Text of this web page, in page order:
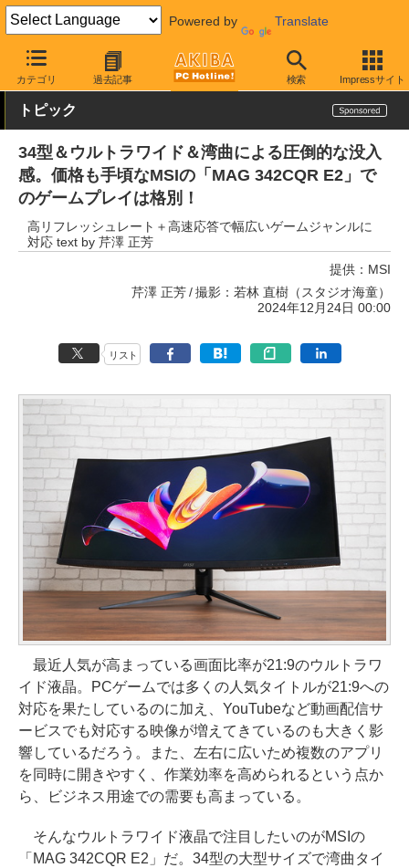
Powered by Translate
カテゴリ 過去記事 検索 Impressサイト
AKIBA PC Hotline! PC周辺機器 液晶ディスプレイ・モニター
トピック
34型＆ウルトラワイド＆湾曲による圧倒的な没入
感。価格も手頃なMSIの「MAG 342CQR E2」で
のゲームプレイは格別！
高リフレッシュレート＋高速応答で幅広いゲームジャンルに
対応 text by 芹澤 正芳
提供： MSI
芹澤 正芳
撮影：若林 直樹（スタジオ海童）
2024年12月24日 00:00
リスト
最近人気が高まっている画面比率が21:9のウルトラワ
イド液晶。PCゲームでは多くの人気タイトルが21:9への
対応を果たしているのに加え、YouTubeなど動画配信サ
ービスでも対応する映像が増えてきているのも大きく影
響しているだろう。また、左右に広いため複数のアプリ
を同時に開きやすく、作業効率を高められるという点か
ら、ビジネス用途での需要も高まっている。
そんなウルトラワイド液晶で注目したいのがMSIの
「MAG 342CQR E2」だ。34型の大型サイズで湾曲タイ